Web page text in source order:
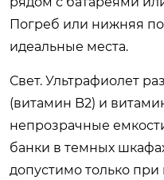
Погреб или нижняя
идеальные места.
Свет. Ультрафиолет
(витамин B2) и
непрозрачные
банки в темных
допустимо только